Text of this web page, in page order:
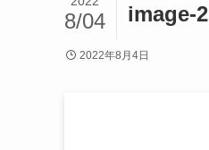
image-2
8/04
2022年8月4日